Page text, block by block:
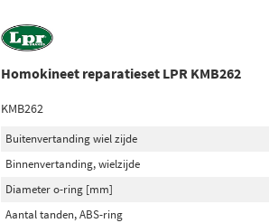
Homokineet reparatieset LPR KMB262
KMB262
Buitenvertanding wiel zijde
Binnenvertanding, wielzijde
Diameter o-ring [mm]
Aantal tanden, ABS-ring